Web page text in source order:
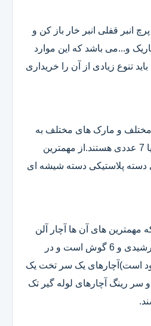
انبر قفلی انبر خار باز کن و
و...می باشد که این موارد
تنوع زیادی از آن را خریداری
مختلف و مارک های مختلف به
صورت تکی و بسته های 6 یا 7 عددی هستند.از مهمترین
دسته پلاستیکی دسته شیشه ای
مهمترین های آن ها آچار آلن
(خود آن شامل آلن های خورشیدی و 6 گوش است و در
است)آچارهای یک سر تخت یک
سر رینگ آچارهای لوله گیر تک